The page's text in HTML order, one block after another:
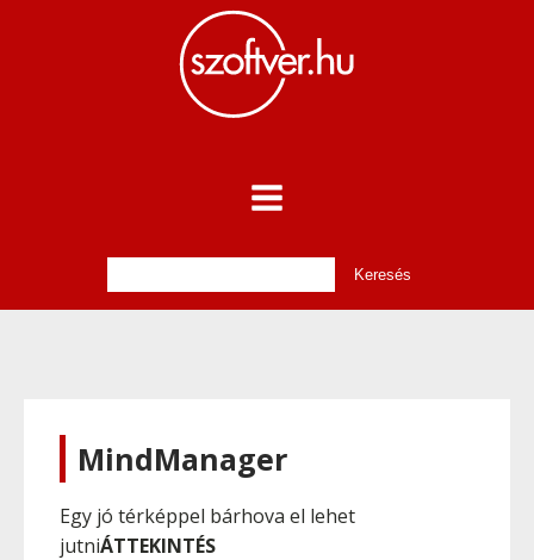
MindManager
Egy jó térképpel bárhova el lehet
jutniÁTTEKINTÉS